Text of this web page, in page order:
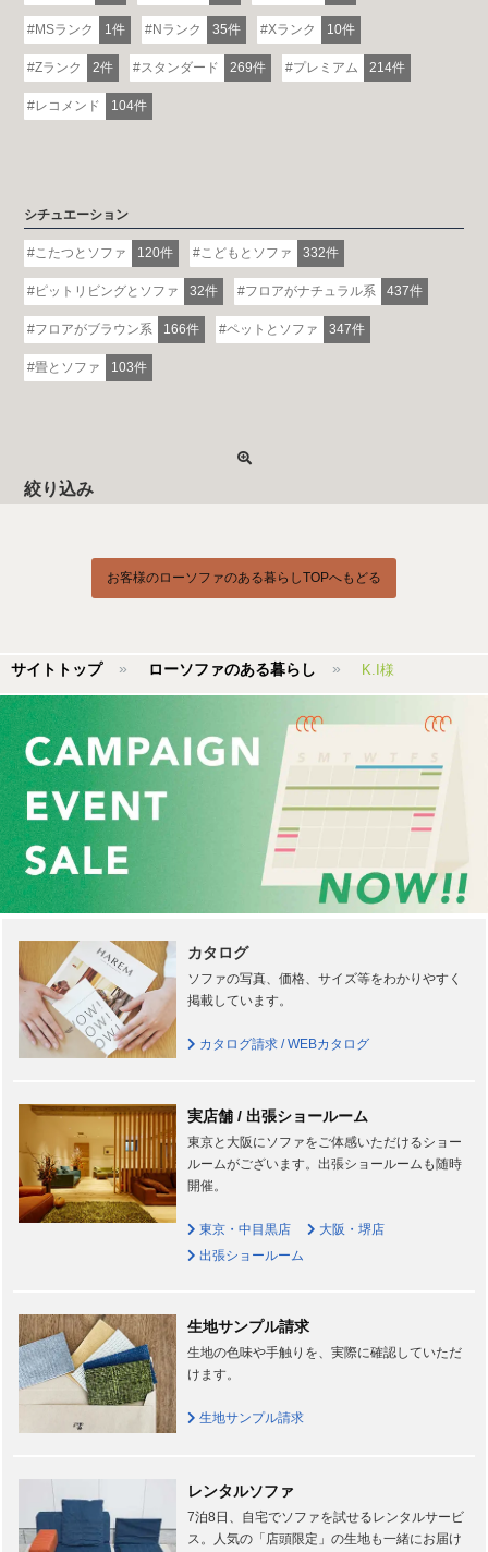
MSランク 1件 Nランク 35件 Xランク 10件
Zランク 2件 スタンダード 269件 プレミアム 214件
レコメンド 104件
シチュエーション
こたつとソファ 120件 こどもとソファ 332件
ピットリビングとソファ 32件 フロアがナチュラル系 437件
フロアがブラウン系 166件 ペットとソファ 347件
畳とソファ 103件
絞り込み
お客様のローソファのある暮らしTOPへもどる
サイトトップ ローソファのある暮らし K.I様
カタログ
ソファの写真、価格、サイズ等をわかりやすく
掲載しています。
カタログ請求 / WEBカタログ
実店舗 / 出張ショールーム
東京と大阪にソファをご体感いただけるショー
ルームがございます。出張ショールームも随時
開催。
東京・中目黒店
大阪・堺店
出張ショールーム
生地サンプル請求
生地の色味や手触りを、実際に確認していただ
けます。
生地サンプル請求
レンタルソファ
7泊8日、自宅でソファを試せるレンタルサービ
ス。人気の「店頭限定」の生地も一緒にお届け